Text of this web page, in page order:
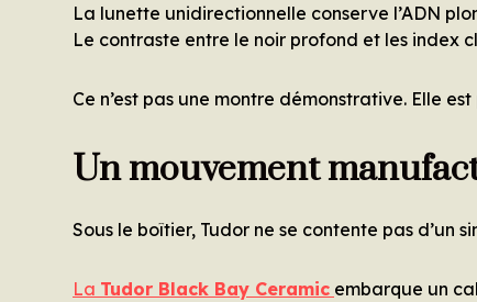
La lunette unidirectionnelle conserve l’ADN
Le contraste entre le noir profond et les index
Ce n’est pas une montre démonstrative. Elle
Un mouvement
Sous le boîtier, Tudor ne se contente pas d’un
La Tudor Black Bay Ceramic embarque un